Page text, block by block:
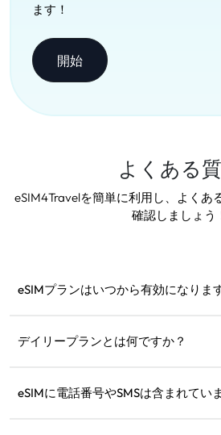
ます！
開始
よくある
eSIM4Travelを簡単に利用し、よくあ
確認しましょう
eSIMプランはいつから有効になりま
になります。出発前にインストール
デイリープランとは何ですか？
有効です。その日のデータ量を使い
eSIMに電話番号やSMSは含まれてい